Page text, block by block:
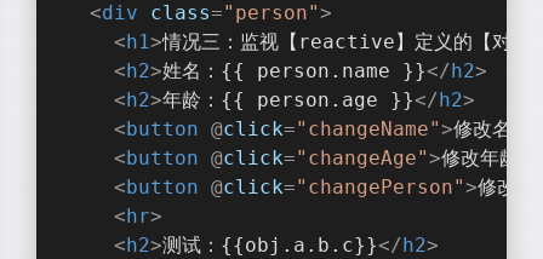
<div class="person">
<h1>情况三：监视【reactive】定义的【对象
<h2>姓名：{{ person.name }}</h2>
<h2>年龄：{{ person.age }}</h2>
<button @click="changeName">修改名字
<button @click="changeAge">修改年龄
<button @click="changePerson">修改整
<hr>
<h2>测试：{{obj.a.b.c}}</h2>